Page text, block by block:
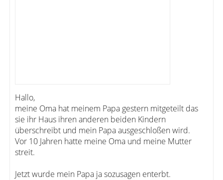
Hallo,
meine Oma hat meinem Papa gestern mitgeteilt das
sie ihr Haus ihren anderen beiden Kindern
überschreibt und mein Papa ausgeschloßen wird.
Vor 10 Jahren hatte meine Oma und meine Mutter
streit.
Jetzt wurde mein Papa ja sozusagen enterbt.